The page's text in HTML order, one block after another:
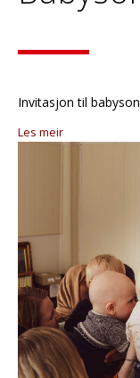
Invitasjon til
Les meir